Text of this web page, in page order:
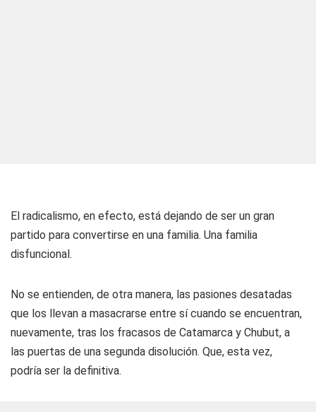
El radicalismo, en efecto, está dejando de ser un gran
partido para convertirse en una familia. Una familia
disfuncional.
No se entienden, de otra manera, las pasiones desatadas
que los llevan a masacrarse entre sí cuando se encuentran,
nuevamente, tras los fracasos de Catamarca y Chubut, a
las puertas de una segunda disolución. Que, esta vez,
podría ser la definitiva.